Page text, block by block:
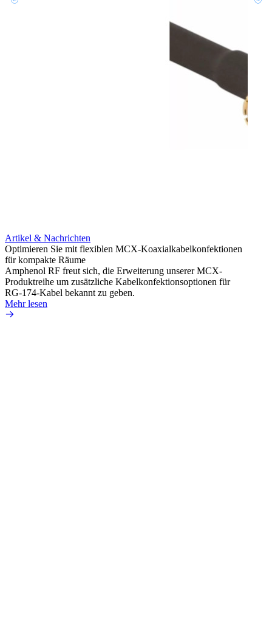
Artikel & Nachrichten
Optimieren Sie mit flexiblen MCX-Koaxialkabelkonfektionen
für kompakte Räume
Amphenol RF freut sich, die Erweiterung unserer MCX-
Produktreihe um zusätzliche Kabelkonfektionsoptionen für
RG-174-Kabel bekannt zu geben.
Mehr lesen